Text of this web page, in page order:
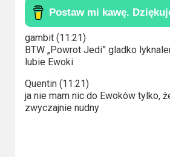
Wszystkie
recenzje
seriali
Kategorie
Bollywood
gambit (11:21)
BTW „Powrot Jedi” gladko
lubie Ewoki
Quentin (11:21)
ja nie mam nic do Ewoków tylko,
zwyczajnie nudny